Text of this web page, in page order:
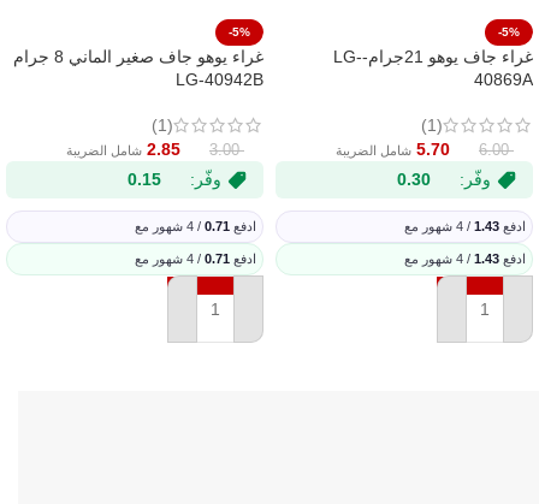
-5%
غراء جاف يوهو 21جرام-LG-
40869A
(1)
6.00
5.70 شامل الضريبة
وفّر: 0.30
ادفع 1.43 / 4 شهور مع
ادفع 1.43 / 4 شهور مع
إضافة إلى السلة
-5%
غراء يوهو جاف صغير الماني 8 جرام
LG-40942B
(1)
3.00
2.85 شامل الضريبة
وفّر: 0.15
ادفع 0.71 / 4 شهور مع
ادفع 0.71 / 4 شهور مع
إضافة إلى السلة